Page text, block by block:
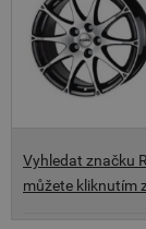
Vyhledat značku
můžete kliknutím